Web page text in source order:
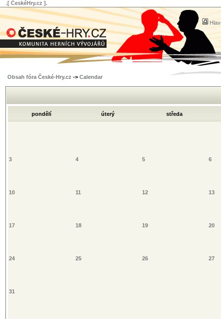
.[ ČeskéHry.cz ].
Obsah fóra České-Hry.cz -> Calendar
pondělí úterý středa
3 4 5 6
10 11 12 13
17 18 19 20
24 25 26 27
31